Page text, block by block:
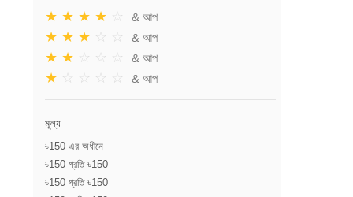
★ ★ ★ ★ ☆ & আপ
★ ★ ★ ☆ ☆ & আপ
★ ★ ☆ ☆ ☆ & আপ
★ ☆ ☆ ☆ ☆ & আপ
মূল্য
৳150 এর অধীনে
৳150 প্রতি ৳150
৳150 প্রতি ৳150